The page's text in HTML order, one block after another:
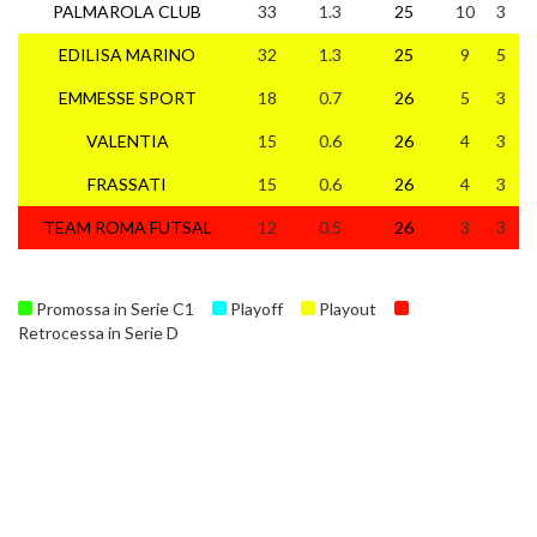
PALMAROLA CLUB
EDILISA MARINO
EMMESSE SPORT
VALENTIA
FRASSATI
TEAM ROMA FUTSAL
33 1.3 25 10 3
32 1.3 25 9 5
18 0.7 26 5 3
15 0.6 26 4 3
15 0.6 26 4 3
12 0.5 26 3 3
Promossa in Serie C1 Playoff
Playout
Retrocessa in Serie D